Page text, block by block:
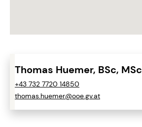
Thomas Huemer, BSc, MSc
+43 732 7720 14850
thomas.huemer@ooe.gv.at